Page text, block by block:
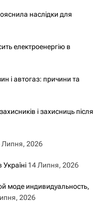
наслідки для
електроенергію в
і автогаз: причини та
і захисниць після
Липня, 2026
14 Липня, 2026
моде индивидуальность,
2026